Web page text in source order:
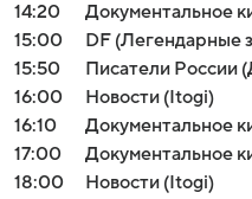
14:20
Документальное
15:00
DF (Легендарные
15:50
Писатели России
16:00
Новости (Itogi)
16:10
Документальное
17:00
Документальное
18:00
Новости (Itogi)